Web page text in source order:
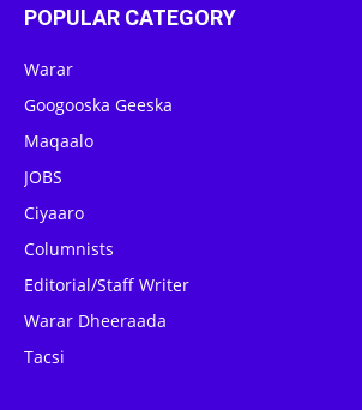
POPULAR CATEGORY
Warar
Googooska Geeska
Maqaalo
JOBS
Ciyaaro
Columnists
Editorial/Staff Writer
Warar Dheeraada
Tacsi